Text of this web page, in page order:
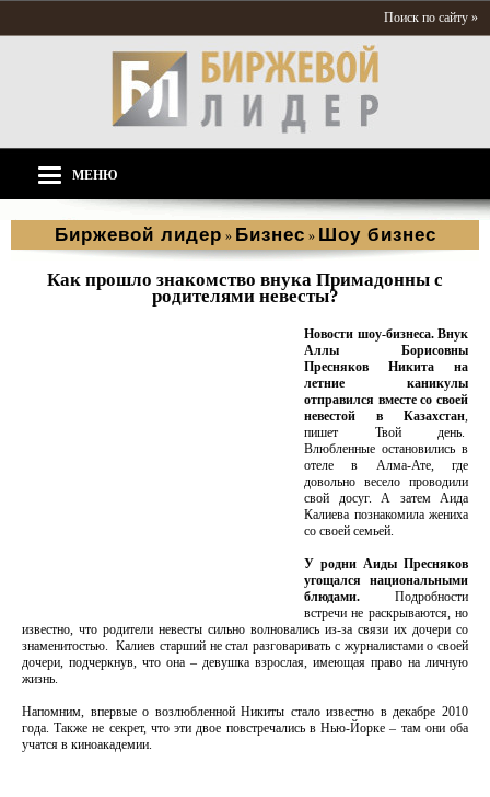
Поиск по сайту »
МЕНЮ
Биржевой лидер » Бизнес » Шоу бизнес
Как прошло знакомство внука Примадонны с
родителями невесты?
Новости шоу-бизнеса. Внук
Аллы Борисовны
Пресняков Никита на
летние каникулы
отправился вместе со своей
невестой в Казахстан,
пишет Твой день.
Влюбленные остановились в
отеле в Алма-Ате, где
довольно весело проводили
свой досуг. А затем Аида
Калиева познакомила жениха
со своей семьей.
У родни Аиды Пресняков
угощался национальными
блюдами. Подробности
встречи не раскрываются, но
известно, что родители невесты сильно волновались из-за связи их дочери со
знаменитостью. Калиев старший не стал разговаривать с журналистами о своей
дочери, подчеркнув, что она – девушка взрослая, имеющая право на личную
жизнь.
Напомним, впервые о возлюбленной Никиты стало известно в декабре 2010
года. Также не секрет, что эти двое повстречались в Нью-Йорке – там они оба
учатся в киноакадемии.